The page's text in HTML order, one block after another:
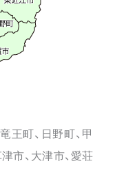
王町、日野町、甲
市、大津市、愛荘